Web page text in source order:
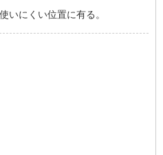
いにくい位置に有る。